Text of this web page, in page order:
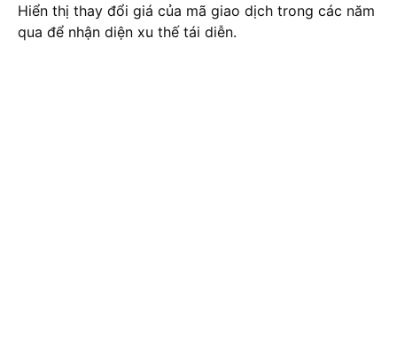
Hiển thị thay đổi giá của mã giao dịch trong các năm
qua để nhận diện xu thế tái diễn.